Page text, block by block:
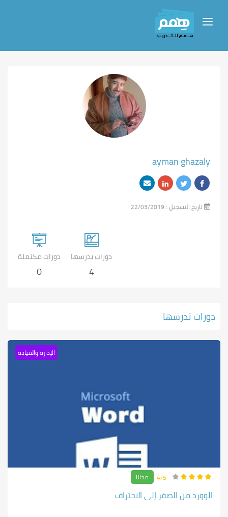
ayman ghazaly
تاريخ التسجيل : 22/03/2019
دورات يدرسها
4
دورات مكتملة
0
دورات تدرسها
الإدارة والقيادة
4/5 مجانا
الوورد من الصفر إلى الاحتراف